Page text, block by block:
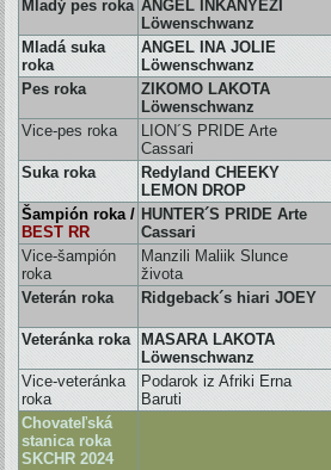
Mladý pes roka ANGEL INKANYEZI
Löwenschwanz
Mladá suka
roka
ANGEL INA JOLIE
Löwenschwanz
Pes roka
ZIKOMO LAKOTA
Löwenschwanz
Vice-pes roka
LION´S PRIDE Arte
Cassari
Suka roka
Redyland CHEEKY
LEMON DROP
Šampión roka /
BEST RR
HUNTER´S PRIDE Arte
Cassari
Vice-šampión
roka
Manzili Maliik Slunce
života
Veterán roka
Ridgeback´s hiari JOEY
Veteránka roka
MASARA LAKOTA
Löwenschwanz
Vice-veteránka
roka
Podarok iz Afriki Erna
Baruti
Chovateľská
stanica roka
SKCHR 2024